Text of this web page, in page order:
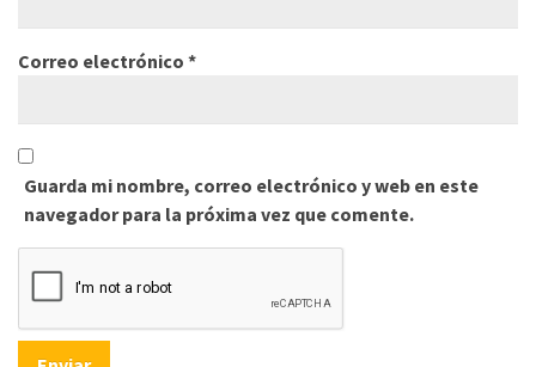
Correo electrónico *
Guarda mi nombre, correo electrónico y web en este
navegador para la próxima vez que comente.